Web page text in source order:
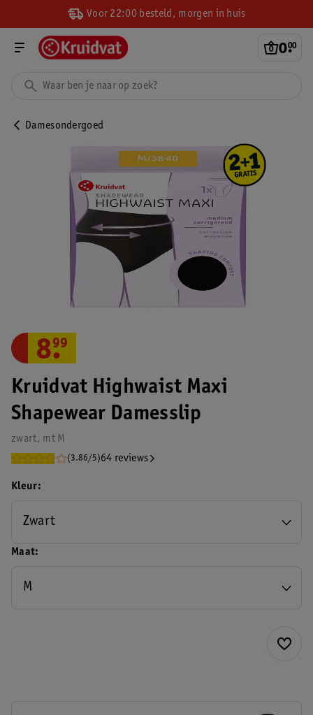
Voor 22:00 besteld, morgen in huis
0.
00
Damesondergoed
Kruidvat Highwaist Maxi
Shapewear Damesslip
zwart, mt M
(3.86/5)64 reviews
8.
99
Maat
M
Kleur
Zwart